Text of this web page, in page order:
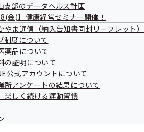
支部のデータヘルス計画
金)】健康経営セミナー開催！
やま通信（納入告知書同封リーフレット）
制度について
薬品について
の証明について
公式アカウントについて
所アンケートの結果について
楽しく続ける運動習慣
は、健康保険制度や健康づくりに関
ジンでいち早くお届けしています。
加入の方はもちろん、そうでない方
っていますので、ぜひご登録くださ
をご確認いただき、下記「登録
願いします。